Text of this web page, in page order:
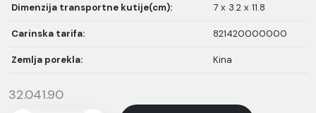
Dimenzija transportne kutije(cm): 7 x 3.2 x 11.8
Carinska tarifa: 821420000000
Zemlja porekla: Kina
32.041.90